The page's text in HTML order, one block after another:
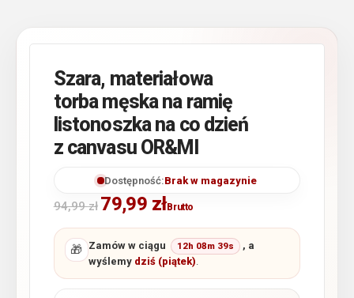
Szara, materiałowa
torba męska na ramię
listonoszka na co dzień
z canvasu OR&MI
Dostępność:Brak w magazynie
94,99zł 79,99 złBrutto
🎁 Zamów w ciągu 12h 08m 38s
, a
wyślemy dziś (piątek).